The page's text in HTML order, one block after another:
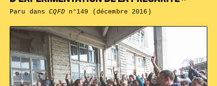
Paru dansCQFDn°149 (décembre 2016)